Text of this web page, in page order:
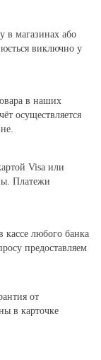
в магазинах або
виключно у
в наших
осуществляется
Visa или
Платежи
любого банка
предоставляем
от
в карточке